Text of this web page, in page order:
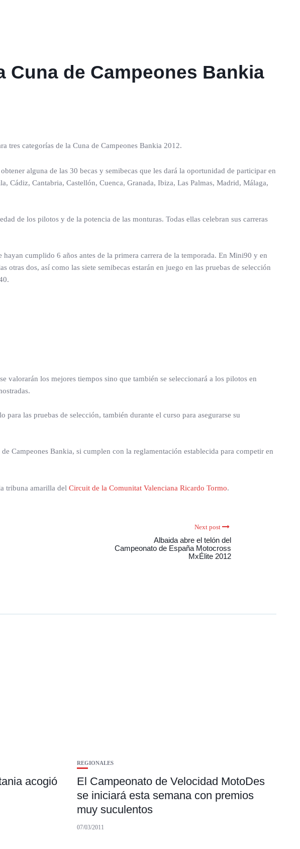
de Campeones Bankia
tres categorías de la Cuna de Campeones Bankia 2012.
alguna de las 30 becas y semibecas que les dará la oportunidad de participar en
Cádiz, Cantabria, Castellón, Cuenca, Granada, Ibiza, Las Palmas, Madrid, Málaga,
de los pilotos y de la potencia de las monturas. Todas ellas celebran sus carreras
cumplido 6 años antes de la primera carrera de la temporada. En Mini90 y en
dos, así como las siete semibecas estarán en juego en las pruebas de selección
valorarán los mejores tiempos sino que también se seleccionará a los pilotos en
las pruebas de selección, también durante el curso para asegurarse su
Campeones Bankia, si cumplen con la reglamentación establecida para competir en
tribuna amarilla del Circuit de la Comunitat Valenciana Ricardo Tormo.
Next post
Albaida abre el telón del
Campeonato de España Motocross
MxÉlite 2012
acogió
REGIONALES
El Campeonato de Velocidad MotoDes
se iniciará esta semana con premios
muy suculentos
07/03/2011